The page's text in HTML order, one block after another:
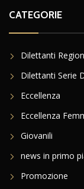
CATEGORIE
Dilettanti
Dilettanti Serie
Eccellenza
Eccellenza
Giovanili
news in primo
Promozione